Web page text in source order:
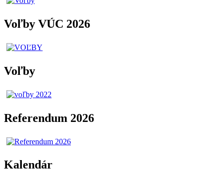
Voľby VÚC 2026
Voľby
Referendum 2026
Kalendár